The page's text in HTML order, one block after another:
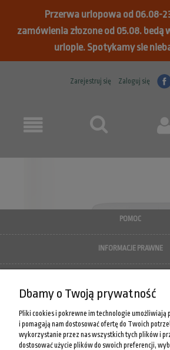
Przerwa urlopowa od 06.08-
zamówienia złozone od 05.08. bedą
urlopie. Spotykamy sie
Zarejestruj się Zaloguj się
POMOC
INFORMACJE PRAWNE
pokaż pełną wersję
Dbamy o Twoją prywatność
Pliki cookies i pokrewne im technologie umożliwiają
i pomagają nam dostosować ofertę do Twoich
wykorzystanie przez nas wszystkich tych plików i
dostosować użycie plików do swoich preferencji,